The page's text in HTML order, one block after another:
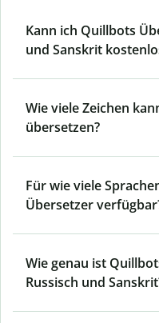
Kann ich Quillbots
und Sanskrit
Wie viele Zeichen
übersetzen?
Für wie viele
Übersetzer
Wie genau ist
Russisch und